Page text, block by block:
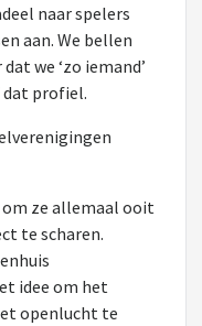
naar spelers
aan. We bellen
we ‘zo iemand’
dat profiel.
om ze allemaal ooit
te scharen.
idee om het
openlucht te